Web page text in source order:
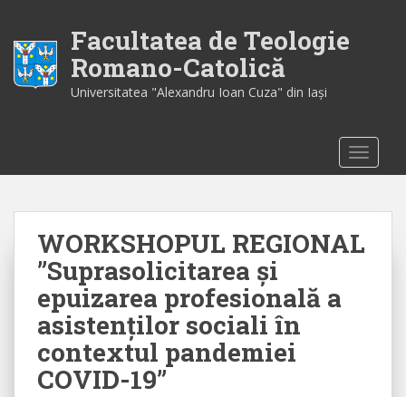
i
Facultatea de Teologie
Romano-Catolică
Universitatea "Alexandru Ioan Cuza" din Iaşi
WORKSHOPUL REGIONAL
”Suprasolicitarea și
epuizarea profesională a
asistenților sociali în
contextul pandemiei
COVID-19”